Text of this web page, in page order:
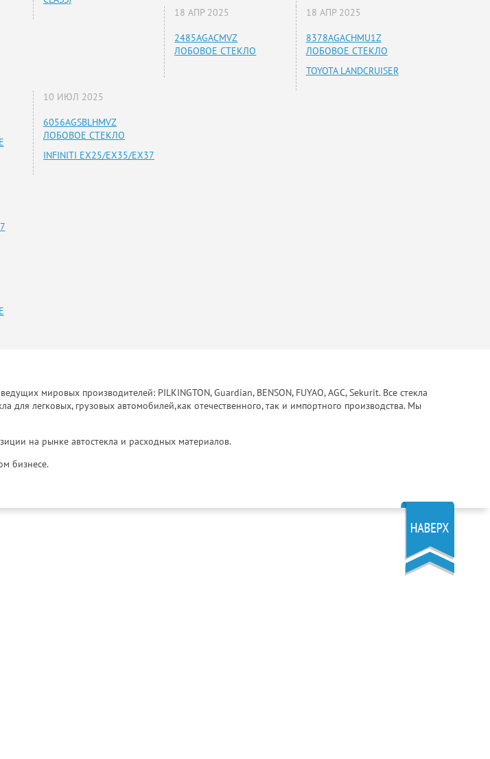
18 АПР 2025
2485AGACMVZ
ЛОБОВОЕ СТЕКЛО
18 АПР 2025
8378AGACHMU1Z
ЛОБОВОЕ СТЕКЛО
TOYOTA LANDCRUISER
10 ИЮЛ 2025
6056AGSBLHMVZ
ЛОБОВОЕ СТЕКЛО
INFINITI EX25/EX35/EX37
мировых производителей: PILKINGTON, Guardian, BENSON, FUYAO, AGC, Sekurit. Все стекла
легковых, грузовых автомобилей,как отечественного, так и импортного производства. Мы
на рынке автостекла и расходных материалов.
бизнесе.